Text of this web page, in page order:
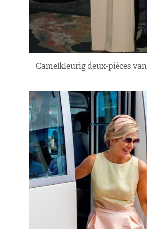
Camelkleurig deux-pièces